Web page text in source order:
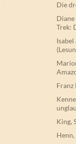
Die
Trek:
Franz
King,